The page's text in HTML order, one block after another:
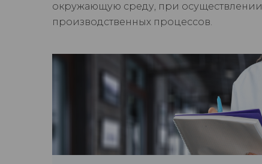
окружающую среду, при осуществлении
производственных процессов.